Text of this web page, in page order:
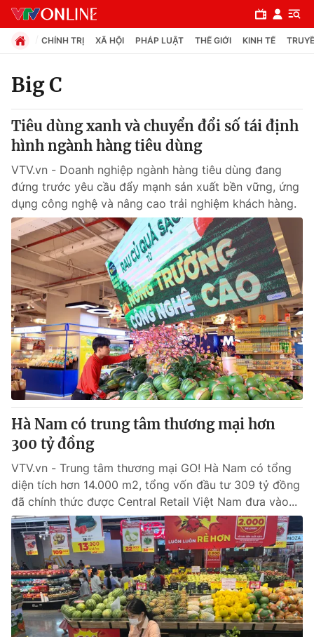
Chuyên mục
Chính trị
Xã hội
Pháp luật
Y tế
Thế giới
Tin tức
Thế giới đó đây
Câu chuyện quốc tế
Kinh tế
Tài chính
Thị trường
Góc doanh nghiệp
Dữ liệu và đời sống
Truyền hình
Phim VTV
Hậu trường
Nhân vật
Khán giả
Giải sao mai
Giải trí
Điện ảnh
Âm nhạc
Sao
Đời sống
Du lịch
Làm đẹp
Chất lượng cuộc sống
Giáo dục
Tuyển sinh
Học trực tuyến
Công nghệ
Hitech Công nghệ tương lai
Giao lưu trực tuyến
CHÍNH TRỊ XÃ HỘI PHÁP LUẬT THẾ GIỚI KINH TẾ
Big C
Tiêu dùng xanh và chuyển đổi số tái định
hình ngành hàng tiêu dùng
VTV.vn - Doanh nghiệp ngành hàng tiêu dùng đang
đứng trước yêu cầu đẩy mạnh sản xuất bền vững, ứng
dụng công nghệ và nâng cao trải nghiệm khách hàng.
Hà Nam có trung tâm thương mại hơn
300 tỷ đồng
VTV.vn - Trung tâm thương mại GO! Hà Nam có tổng
diện tích hơn 14.000 m2, tổng vốn đầu tư 309 tỷ đồng
đã chính thức được Central Retail Việt Nam đưa vào...